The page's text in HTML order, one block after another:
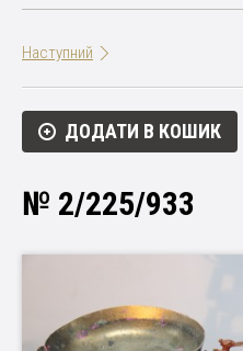
Наступний
ДОДАТИ В КОШИК
№ 2/225/933